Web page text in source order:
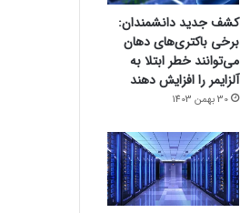
کشف جدید دانشمندان:
برخی باکتری‌های دهان
می‌توانند خطر ابتلا به
آلزایمر را افزایش دهند
30 بهمن 1403